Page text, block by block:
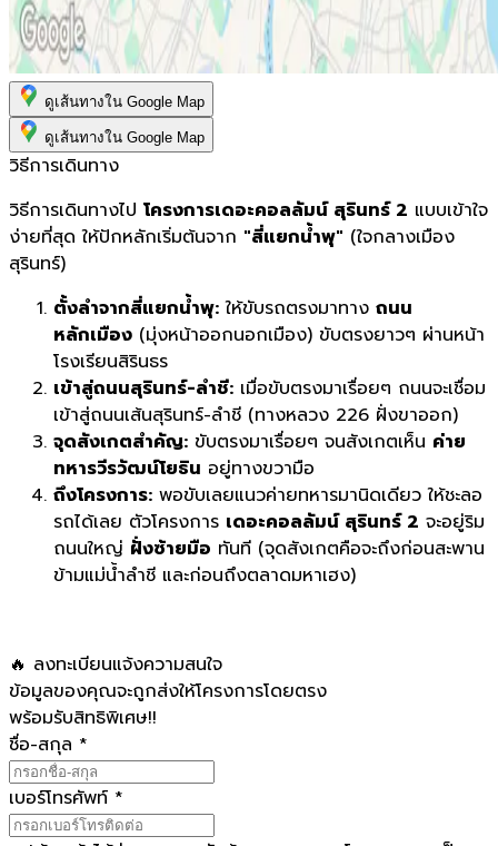
ดูเส้นทางใน Google Map
ดูเส้นทางใน Google Map
วิธีการเดินทาง
วิธีการเดินทางไป โครงการเดอะคอลลัมน์ สุรินทร์ 2 แบบเข้าใจ
ง่ายที่สุด ให้ปักหลักเริ่มต้นจาก "สี่แยกน้ำพุ" (ใจกลางเมือง
สุรินทร์)
ตั้งลำจากสี่แยกน้ำพุ: ให้ขับรถตรงมาทาง ถนน
หลักเมือง (มุ่งหน้าออกนอกเมือง) ขับตรงยาวๆ ผ่านหน้า
โรงเรียนสิรินธร
เข้าสู่ถนนสุรินทร์-ลำชี: เมื่อขับตรงมาเรื่อยๆ ถนนจะเชื่อม
เข้าสู่ถนนเส้นสุรินทร์-ลำชี (ทางหลวง 226 ฝั่งขาออก)
จุดสังเกตสำคัญ: ขับตรงมาเรื่อยๆ จนสังเกตเห็น ค่าย
ทหารวีรวัฒน์โยธิน อยู่ทางขวามือ
ถึงโครงการ: พอขับเลยแนวค่ายทหารมานิดเดียว ให้ชะลอ
รถได้เลย ตัวโครงการ เดอะคอลลัมน์ สุรินทร์ 2 จะอยู่ริม
ถนนใหญ่ ฝั่งซ้ายมือ ทันที (จุดสังเกตคือจะถึงก่อนสะพาน
ข้ามแม่น้ำลำชี และก่อนถึงตลาดมหาเฮง)
🔥 ลงทะเบียนแจ้งความสนใจ
ข้อมูลของคุณจะถูกส่งให้โครงการโดยตรง
พร้อมรับสิทธิพิเศษ!!
ชื่อ-สกุล *
เบอร์โทรศัพท์ *